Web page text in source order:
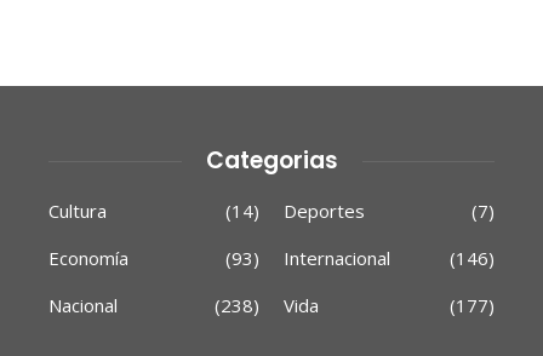
Categorias
Cultura (14) Deportes
(7)
Economía
(93) Internacional
(146)
Nacional
(238) Vida (177)